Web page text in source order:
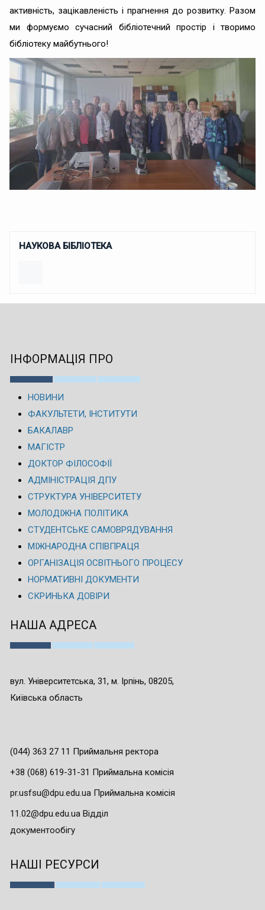
активність, зацікавленість і прагнення до розвитку. Разом
ми формуємо сучасний бібліотечний простір і творимо
бібліотеку майбутнього!
НАУКОВА БІБЛІОТЕКА
ІНФОРМАЦІЯ ПРО
НОВИНИ
ФАКУЛЬТЕТИ, ІНСТИТУТИ
БАКАЛАВР
МАГІСТР
ДОКТОР ФІЛОСОФІЇ
АДМІНІСТРАЦІЯ ДПУ
СТРУКТУРА УНІВЕРСИТЕТУ
МОЛОДІЖНА ПОЛІТИКА
СТУДЕНТСЬКЕ САМОВРЯДУВАННЯ
МІЖНАРОДНА СПІВПРАЦЯ
ОРГАНІЗАЦІЯ ОСВІТНЬОГО ПРОЦЕСУ
НОРМАТИВНІ ДОКУМЕНТИ
СКРИНЬКА ДОВІРИ
НАША АДРЕСА
вул. Університетська, 31, м. Ірпінь, 08205,
Київська область
(044) 363 27 11 Приймальня ректора
+38 (068) 619-31-31 Приймальна комісія
pr.usfsu@dpu.edu.ua Приймальна комісія
11.02@dpu.edu.ua Відділ
документообігу
НАШІ РЕСУРСИ